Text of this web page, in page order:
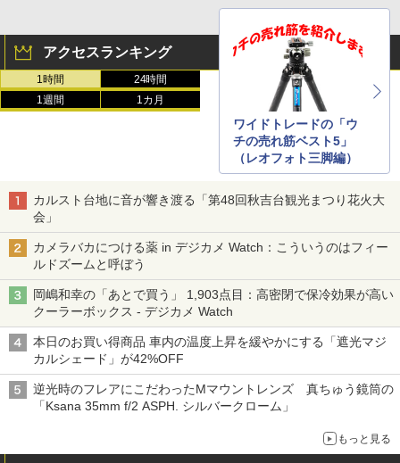
ワイドトレードの「ウ
チの売れ筋ベスト5」
（レオフォト三脚編）
アクセスランキング
1時間
24時間
1週間
1カ月
カルスト台地に音が響き渡る「第48回秋吉台観光まつり花火大
会」
カメラバカにつける薬 in デジカメ Watch：こういうのはフィー
ルドズームと呼ぼう
岡嶋和幸の「あとで買う」 1,903点目：高密閉で保冷効果が高い
クーラーボックス - デジカメ Watch
本日のお買い得商品 車内の温度上昇を緩やかにする「遮光マジ
カルシェード」が42%OFF
逆光時のフレアにこだわったMマウントレンズ 真ちゅう鏡筒の
「Ksana 35mm f/2 ASPH. シルバークローム」
もっと見る